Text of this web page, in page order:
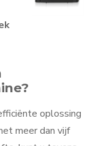
oplossing
meer dan vijf